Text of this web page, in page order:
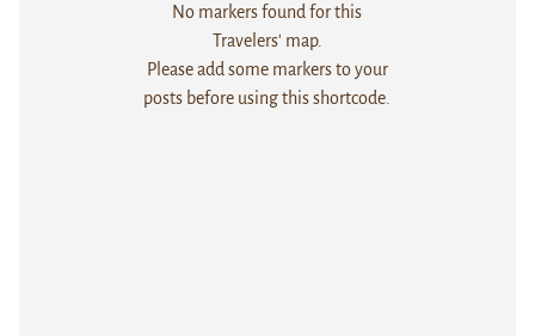
No markers found for this
Travelers' map.
Please add some markers to your
posts before using this shortcode.